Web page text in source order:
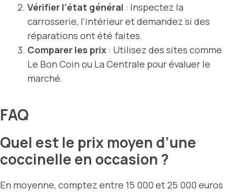
Vérifier l’état général : Inspectez la
carrosserie, l’intérieur et demandez si des
réparations ont été faites.
Comparer les prix : Utilisez des sites comme
Le Bon Coin ou La Centrale pour évaluer le
marché.
FAQ
Quel est le prix moyen d’une
coccinelle en occasion ?
En moyenne, comptez entre 15 000 et 25 000 euros